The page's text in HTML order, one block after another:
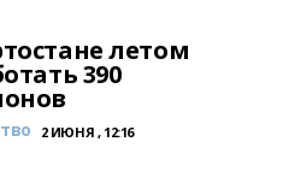
летом
390
2 ИЮНЯ , 12:16